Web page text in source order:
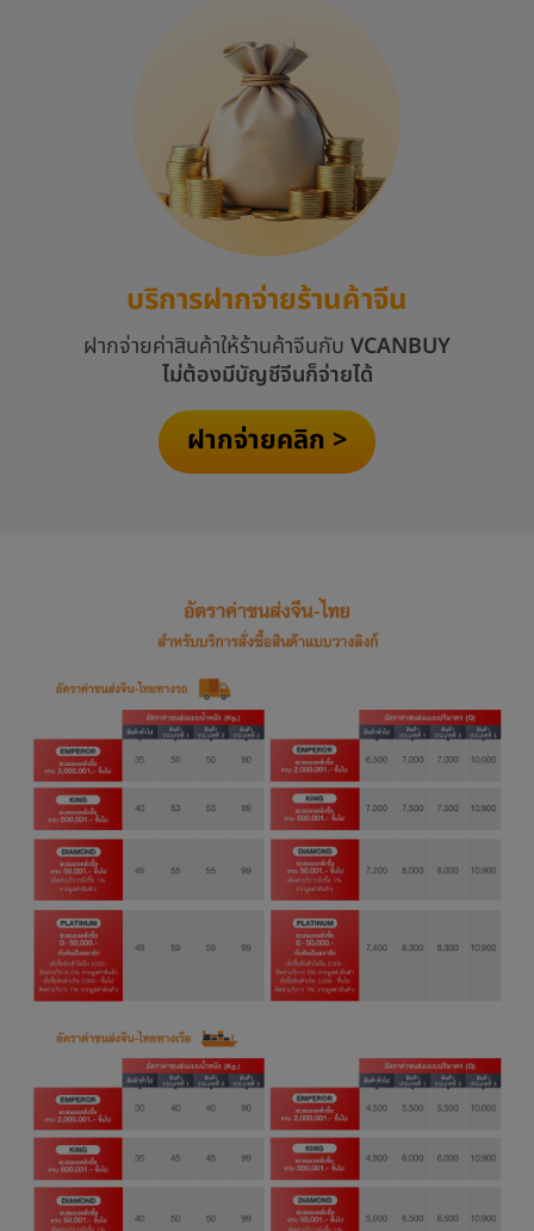
บริการฝากจ่ายร้านค้าจีน
ฝากจ่ายค่าสินค้าให้ร้านค้าจีนกับ VCANBUY
ไม่ต้องมีบัญชีจีนก็จ่ายได้
ฝากจ่ายคลิก >